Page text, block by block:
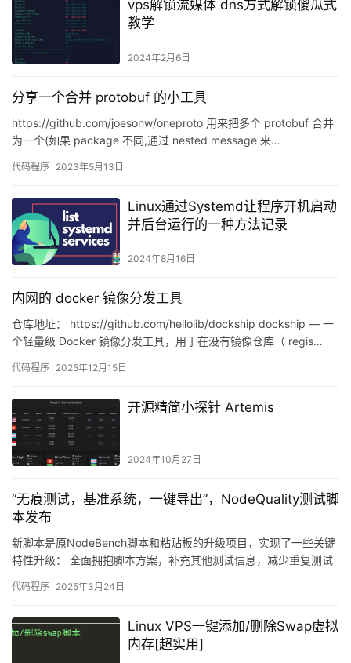
vps解锁流媒体 dns方式解锁傻瓜式
教学
2024年2月6日
分享一个合并 protobuf 的小工具
https://github.com/joesonw/oneproto 用来把多个 protobuf 合并
为一个(如果 package 不同,通过 nested message 来…
代码程序 2023年5月13日
Linux通过Systemd让程序开机启动
并后台运行的一种方法记录
2024年8月16日
内网的 docker 镜像分发工具
仓库地址： https://github.com/hellolib/dockship dockship — 一
个轻量级 Docker 镜像分发工具，用于在没有镜像仓库（ regis…
代码程序 2025年12月15日
开源精简小探针 Artemis
2024年10月27日
“无痕测试，基准系统，一键导出”，NodeQuality测试脚
本发布
新脚本是原NodeBench脚本和粘贴板的升级项目，实现了一些关键
特性升级： 全面拥抱脚本方案，补充其他测试信息，减少重复测试
代码程序 2025年3月24日
Linux VPS一键添加/删除Swap虚拟
内存[超实用]